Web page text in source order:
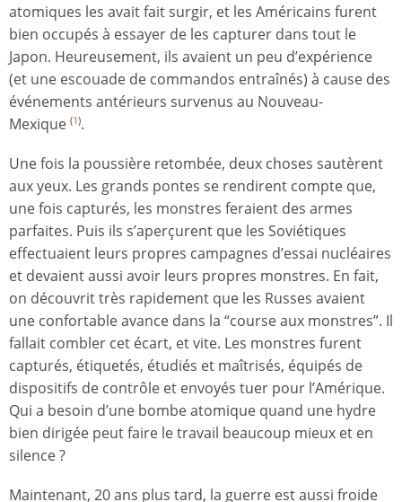
atomiques les avait fait surgir, et les Américains furent
bien occupés à essayer de les capturer dans tout le
Japon. Heureusement, ils avaient un peu d’expérience
(et une escouade de commandos entraînés) à cause des
événements antérieurs survenus au Nouveau-
Mexique (1).
Une fois la poussière retombée, deux choses sautèrent
aux yeux. Les grands pontes se rendirent compte que,
une fois capturés, les monstres feraient des armes
parfaites. Puis ils s’aperçurent que les Soviétiques
effectuaient leurs propres campagnes d’essai nucléaires
et devaient aussi avoir leurs propres monstres. En fait,
on découvrit très rapidement que les Russes avaient
une confortable avance dans la “course aux monstres”. Il
fallait combler cet écart, et vite. Les monstres furent
capturés, étiquetés, étudiés et maîtrisés, équipés de
dispositifs de contrôle et envoyés tuer pour l’Amérique.
Qui a besoin d’une bombe atomique quand une hydre
bien dirigée peut faire le travail beaucoup mieux et en
silence ?
Maintenant, 20 ans plus tard, la guerre est aussi froide